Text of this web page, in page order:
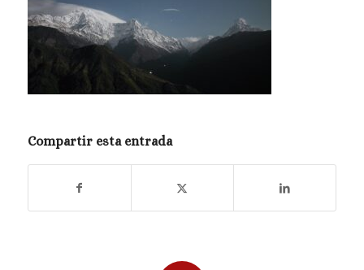
Compartir esta entrada